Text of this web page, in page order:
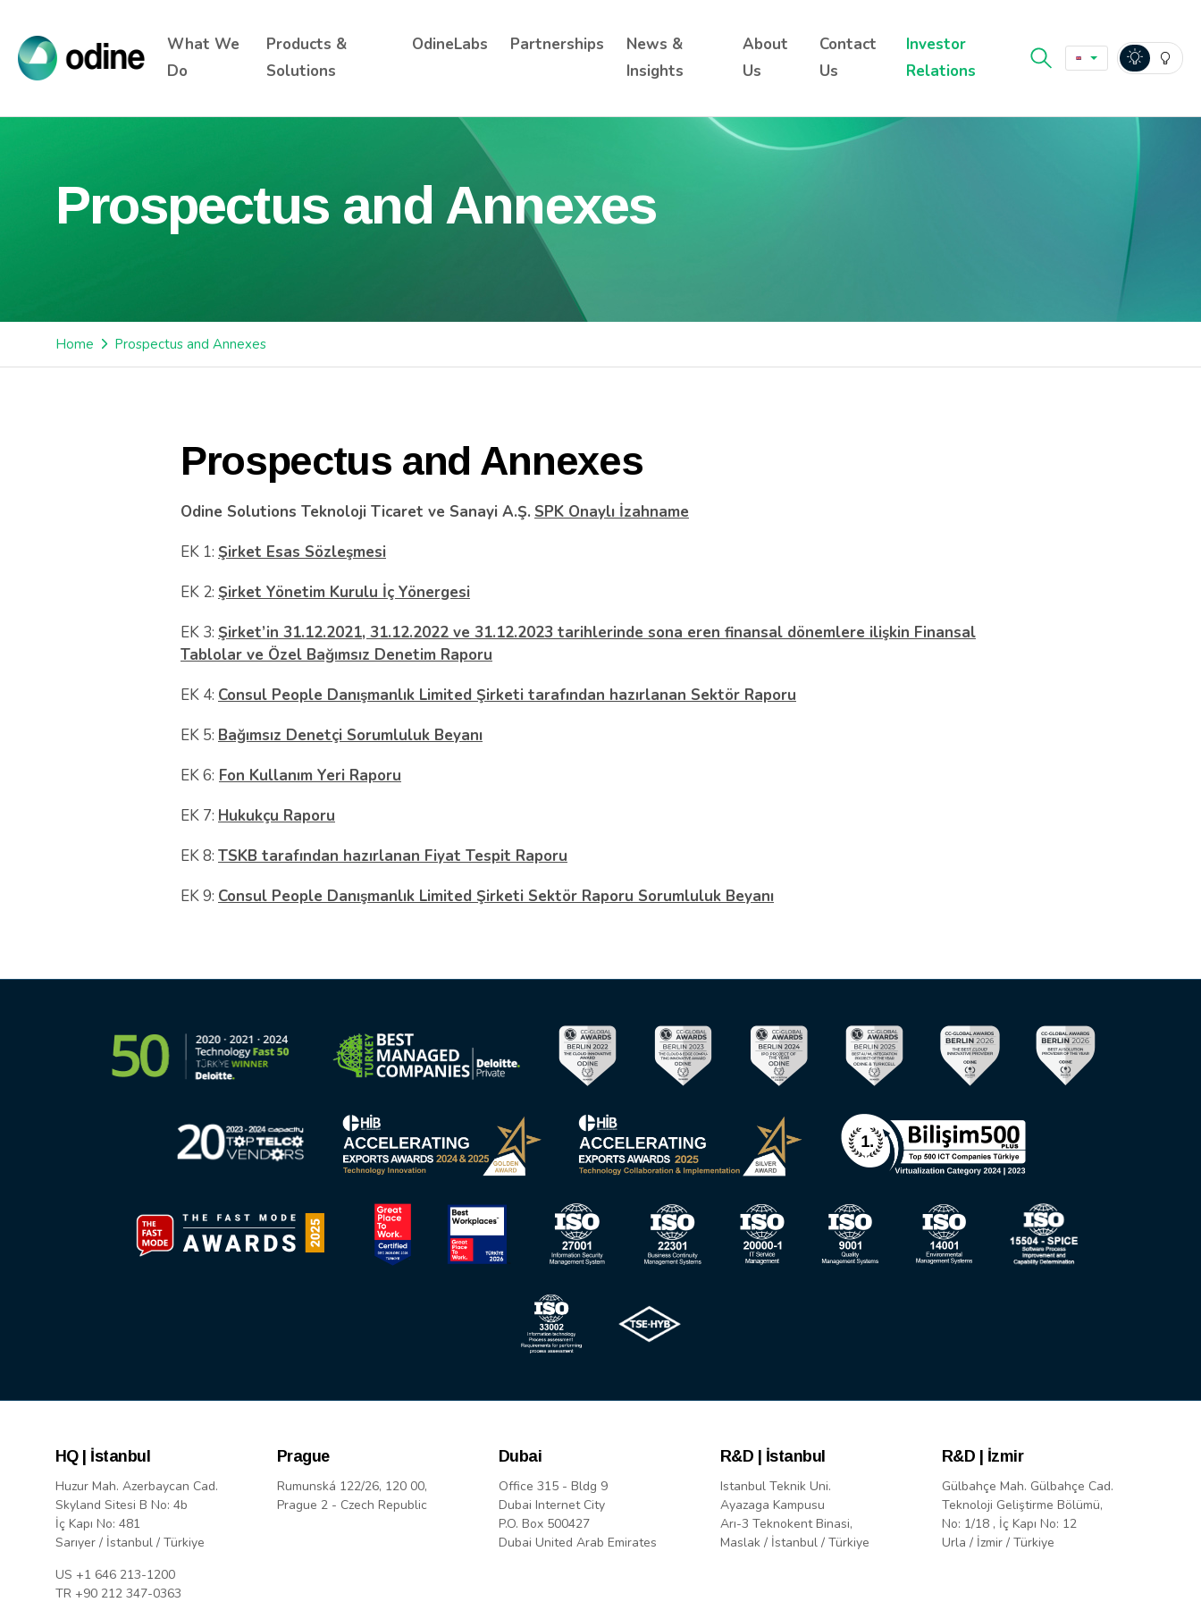
What We
Do
Products &
Solutions
OdineLabs Partnerships
News &
Insights
About
Us
Contact
Us
Investor
Relations
Prospectus and Annexes
Home Prospectus and Annexes
Prospectus and Annexes
Odine Solutions Teknoloji Ticaret ve Sanayi A.Ş. SPK Onaylı İzahname
EK 1: Şirket Esas Sözleşmesi
EK 2: Şirket Yönetim Kurulu İç Yönergesi
EK 3: Şirket’in 31.12.2021, 31.12.2022 ve 31.12.2023 tarihlerinde sona eren finansal dönemlere ilişkin Finansal
Tablolar ve Özel Bağımsız Denetim Raporu
EK 4: Consul People Danışmanlık Limited Şirketi tarafından hazırlanan Sektör Raporu
EK 5: Bağımsız Denetçi Sorumluluk Beyanı
EK 6: Fon Kullanım Yeri Raporu
EK 7: Hukukçu Raporu
EK 8: TSKB tarafından hazırlanan Fiyat Tespit Raporu
EK 9: Consul People Danışmanlık Limited Şirketi Sektör Raporu Sorumluluk Beyanı
HQ | İstanbul
Huzur Mah. Azerbaycan Cad.
Skyland Sitesi B No: 4b
İç Kapı No: 481
Sarıyer / İstanbul / Türkiye
US +1 646 213-1200
TR +90 212 347-0363
Prague
Rumunská 122/26, 120 00,
Prague 2 - Czech Republic
Dubai
Office 315 - Bldg 9
Dubai Internet City
P.O. Box 500427
Dubai United Arab Emirates
R&D | İstanbul
Istanbul Teknik Uni.
Ayazaga Kampusu
Arı-3 Teknokent Binasi,
Maslak / İstanbul / Türkiye
R&D | İzmir
Gülbahçe Mah. Gülbahçe Cad.
Teknoloji Geliştirme Bölümü,
No: 1/18 , İç Kapı No: 12
Urla / İzmir / Türkiye